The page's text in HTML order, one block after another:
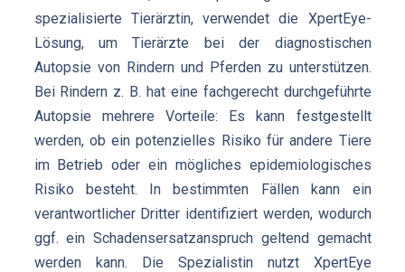
spezialisierte Tierärztin, verwendet die XpertEye-
Lösung, um Tierärzte bei der diagnostischen
Autopsie von Rindern und Pferden zu unterstützen.
Bei Rindern z. B. hat eine fachgerecht durchgeführte
Autopsie mehrere Vorteile: Es kann festgestellt
werden, ob ein potenzielles Risiko für andere Tiere
im Betrieb oder ein mögliches epidemiologisches
Risiko besteht. In bestimmten Fällen kann ein
verantwortlicher Dritter identifiziert werden, wodurch
ggf. ein Schadensersatzanspruch geltend gemacht
werden kann. Die Spezialistin nutzt XpertEye